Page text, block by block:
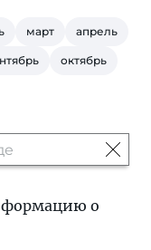
март апрель
октябрь
о